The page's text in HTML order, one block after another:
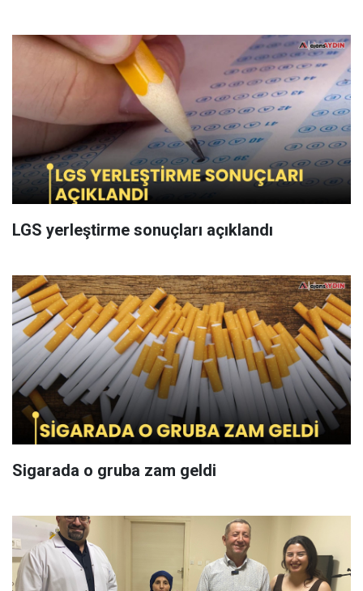
LGS yerleştirme sonuçları açıklandı
Sigarada o gruba zam geldi